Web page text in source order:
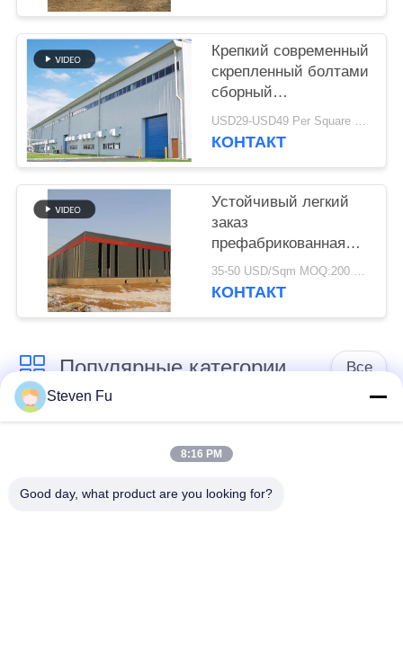
PRIVACY
POLICY
Крепкий современный
скрепленный болтами
сборный
промышленный склад
стальной конструкции
USD29-USD49 Per Square Meter MOQ:200 квадратных метров
КОНТАКТ
Устойчивый легкий
заказ
префабрикованная
оцинкованная
стальная конструкция
35-50 USD/Sqm MOQ:200 квадратных метров
КОНТАКТ
Популярные категории Все
стальная структура
Мастерская
стальной структуры
конструкция
Изготовление
Steven Fu
8:16 PM
Good day, what product are you looking for?